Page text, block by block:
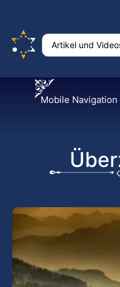
Mobile Navigation